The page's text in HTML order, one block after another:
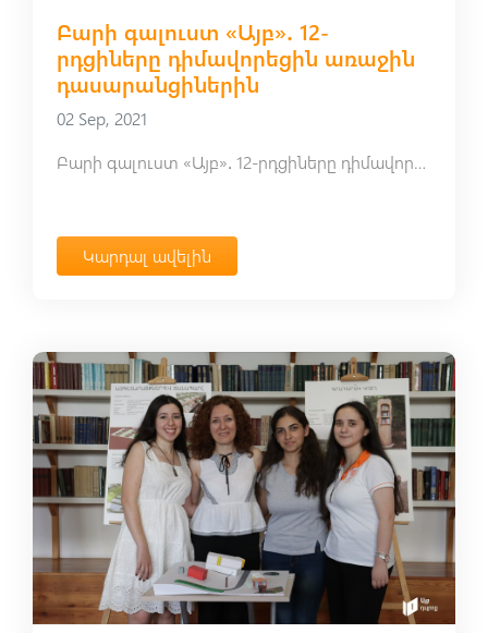
Բարի գալուստ «Այբ»․ 12-
րդցիները դիմավորեցին առաջին
դասարանցիներին
02 Sep, 2021
Բարի գալուստ «Այբ»․ 12-րդցիները դիմավորեցին առաջին դասարանցիներին
Կարդալ ավելին